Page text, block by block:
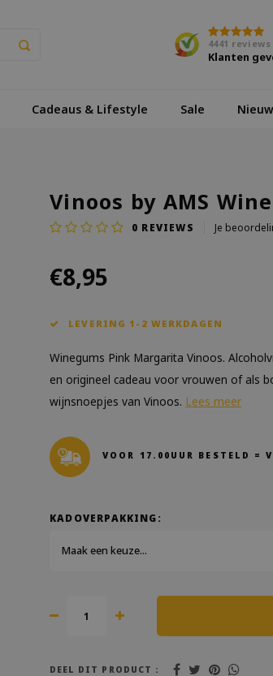
4441 reviews
Klanten
Cadeaus & Lifestyle Sale
Vinoos by AMS
0 REVIEWS Je
€8,95
LEVERING 1-2 WERKDAGEN
Winegums Pink Margarita Vinoos.
en origineel cadeau voor vrouwen of als
wijnsnoepjes van Vinoos. Lees meer
VOOR 17.00UUR BESTELD =
KADOVERPAKKING:
Maak een keuze...
DEEL DIT PRODUCT :